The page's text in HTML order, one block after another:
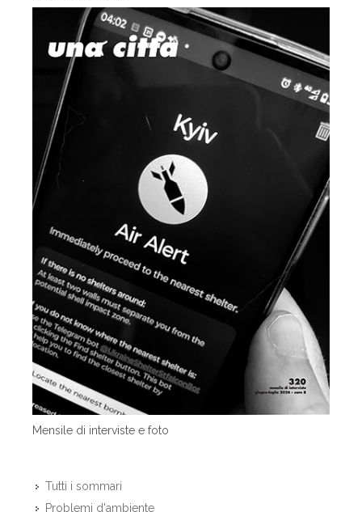
Mensile di interviste e foto
Tutti i sommari
Problemi d'ambiente